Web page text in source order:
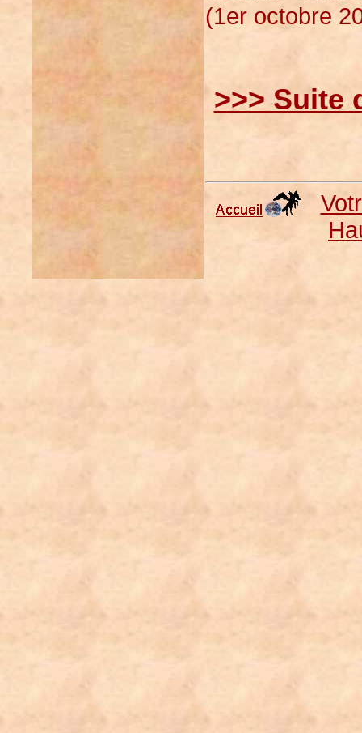
(1er octobre
>>> Suite